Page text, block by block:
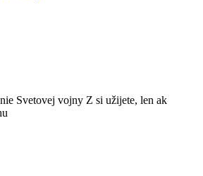
Svetovej vojny Z si užijete, len ak